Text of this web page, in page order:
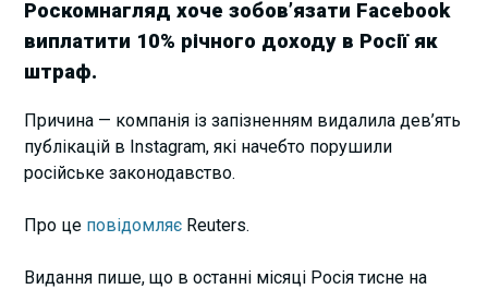
Роскомнагляд хоче зобов’язати Facebook
виплатити 10% річного доходу в Росії як
штраф.
Причина — компанія із запізненням видалила дев’ять
публікацій в Instagram, які начебто порушили
російське законодавство.
Про це повідомляє Reuters.
Видання пише, що в останні місяці Росія тисне на